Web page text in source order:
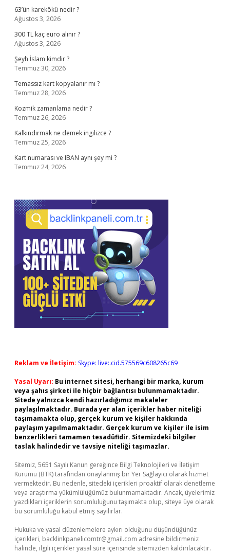
63’ün karekökü nedir ?
Ağustos 3, 2026
300 TL kaç euro alınır ?
Ağustos 3, 2026
Şeyh İslam kimdir ?
Temmuz 30, 2026
Temassız kart kopyalanır mı ?
Temmuz 28, 2026
Kozmik zamanlama nedir ?
Temmuz 26, 2026
Kalkındırmak ne demek ingilizce ?
Temmuz 25, 2026
Kart numarası ve IBAN aynı şey mi ?
Temmuz 24, 2026
Reklam ve İletişim: Skype: live:.cid.575569c608265c69
Yasal Uyarı: Bu internet sitesi, herhangi bir marka, kurum
veya şahıs şirketi ile hiçbir bağlantısı bulunmamaktadır.
Sitede yalnızca kendi hazırladığımız makaleler
paylaşılmaktadır. Burada yer alan içerikler haber niteliği
taşımamakta olup, gerçek kurum ve kişiler hakkında
paylaşım yapılmamaktadır. Gerçek kurum ve kişiler ile isim
benzerlikleri tamamen tesadüfidir. Sitemizdeki bilgiler
taslak halindedir ve tavsiye niteliği taşımazlar.
Sitemiz, 5651 Sayılı Kanun gereğince Bilgi Teknolojileri ve İletişim
Kurumu (BTK) tarafından onaylanmış bir Yer Sağlayıcı olarak hizmet
vermektedir. Bu nedenle, sitedeki içerikleri proaktif olarak denetleme
veya araştırma yükümlülüğümüz bulunmamaktadır. Ancak, üyelerimiz
yazdıkları içeriklerin sorumluluğunu taşımakta olup, siteye üye olarak
bu sorumluluğu kabul etmiş sayılırlar.
Hukuka ve yasal düzenlemelere aykırı olduğunu düşündüğünüz
içerikleri, backlinkpanelicomtr@gmail.com adresine bildirmeniz
halinde, ilgili içerikler yasal süre içerisinde sitemizden kaldırılacaktır.